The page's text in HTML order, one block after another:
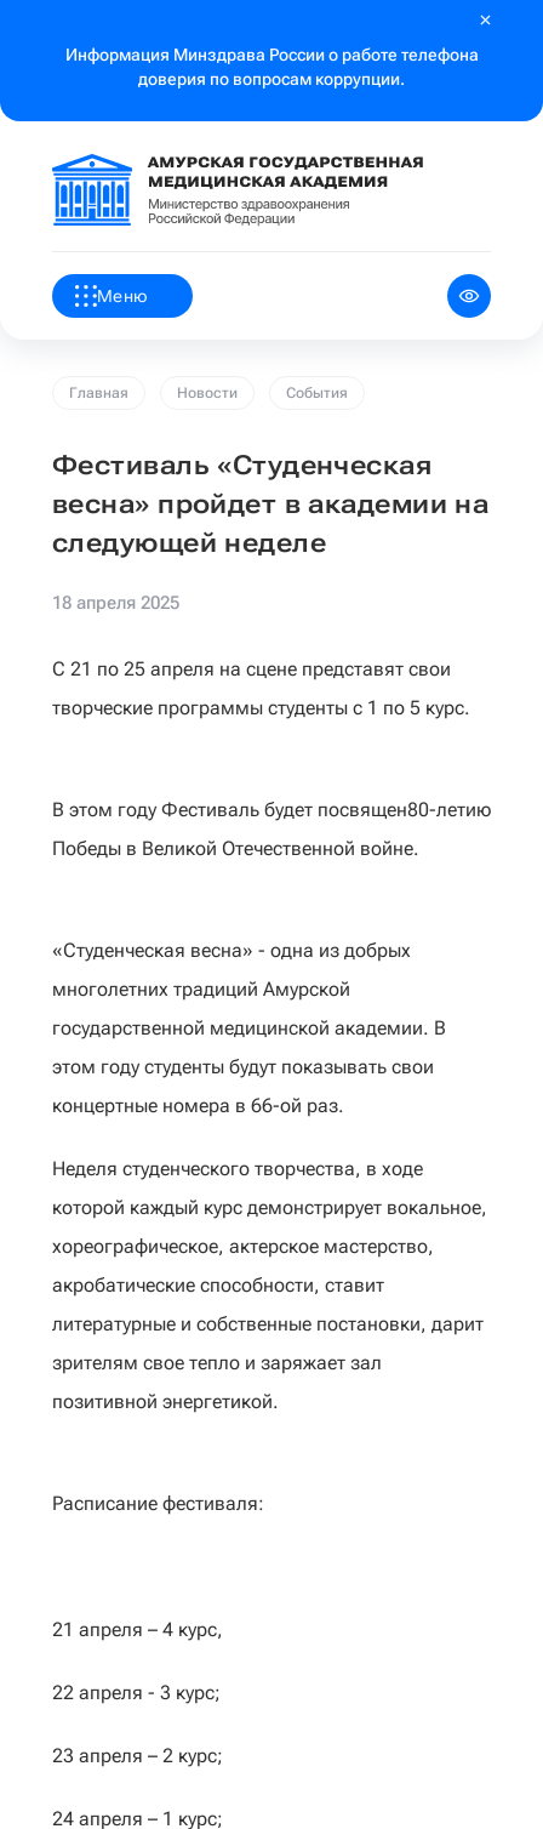
Информация Минздрава России о работе телефона
доверия по вопросам коррупции.
Меню
Главная Новости События
Фестиваль «Студенческая
весна» пройдет в академии на
следующей неделе
18 апреля 2025
С 21 по 25 апреля на сцене представят свои
творческие программы студенты с 1 по 5 курс.
В этом году Фестиваль будет посвящен80-летию
Победы в Великой Отечественной войне.
«Студенческая весна» - одна из добрых
многолетних традиций Амурской
государственной медицинской академии. В
этом году студенты будут показывать свои
концертные номера в 66-ой раз.
Неделя студенческого творчества, в ходе
которой каждый курс демонстрирует вокальное,
хореографическое, актерское мастерство,
акробатические способности, ставит
литературные и собственные постановки, дарит
зрителям свое тепло и заряжает зал
позитивной энергетикой.
Расписание фестиваля:
21 апреля – 4 курс,
22 апреля - 3 курс;
23 апреля – 2 курс;
24 апреля – 1 курс;